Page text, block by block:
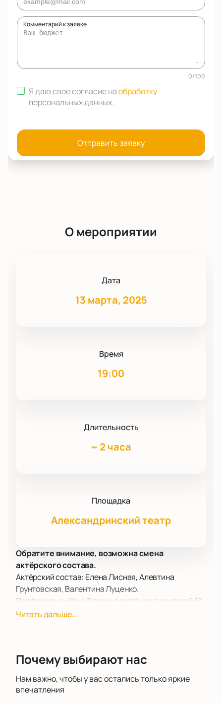
Комментарий к заявке
0/100
Я даю свое согласие наобработку
персональных данных.
Отправить заявку
О мероприятии
Дата
13 марта, 2025
Время
19:00
Длительность
~ 2 часа
Площадка
Александринский театр
Обратите внимание, возможна смена
актёрского состава.
Актёрский состав: Елена Лисная, Алевтина
Грунтовская, Валентина Луценко.
Перформанс «Blue Times» приглашает зрителей 13
марта в Александринский театр, чтобы
Валентину Луценко, которые в сотрудничестве с
многогранность любви через движение и звук.
Александринский театр, расположенный в самом
Читать дальше...
Почему выбирают нас
Нам важно, чтобы у вас остались только яркие
впечатления